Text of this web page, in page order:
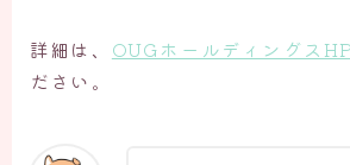
詳細は、 OUGホールディングスHP
ださい。